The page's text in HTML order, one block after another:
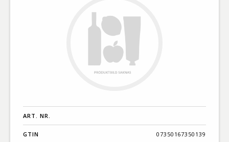
ART. NR.
GTIN 07350167350139